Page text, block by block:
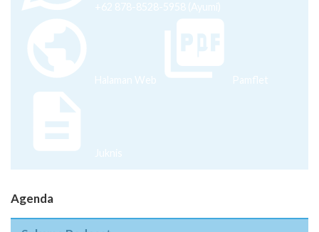
+62 878-8528-5958 (Ayumi)
Halaman Web Pamflet
Juknis
Agenda